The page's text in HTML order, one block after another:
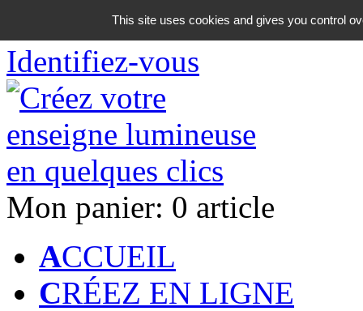
06 18 42 08 59
Identifiez-vous
Mon panier: 0 article
ACCUEIL
CRÉEZ EN LIGNE
This site uses cookies and gives you control